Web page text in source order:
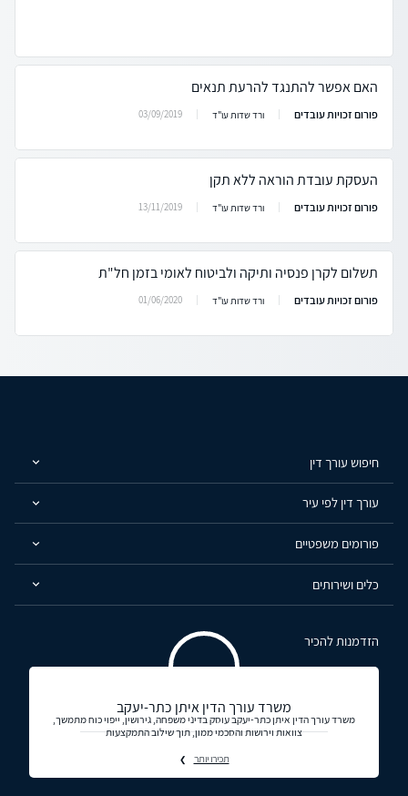
האם אפשר להתנגד להרעת תנאים
פורום זכויות עובדים ורד שדות עו"ד 03/09/2019
העסקת עובדת הוראה ללא תקן
פורום זכויות עובדים ורד שדות עו"ד 13/11/2019
תשלום לקרן פנסיה ותיקה ולביטוח לאומי בזמן חל"ת
פורום זכויות עובדים ורד שדות עו"ד 01/06/2020
חיפוש עורך דין
עורך דין לפי עיר
פורומים משפטיים
כלים ושירותים
הזדמנות להכיר
משרד עורך הדין איתן כתר-יעקב
משרד עורך הדין איתן כתר-יעקב עוסק בדיני משפחה, גירושין, ייפוי כוח מתמשך,
צוואות וירושות והסכמי ממון, תוך שילוב התמקצעות
תכירו יותר